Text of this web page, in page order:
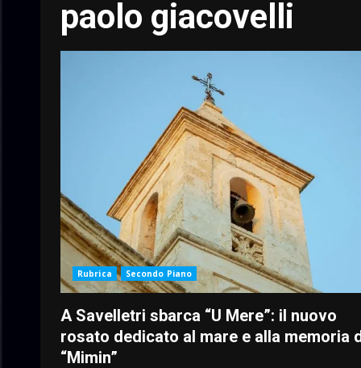
paolo giacovelli
Rubrica Secondo Piano
A Savelletri sbarca “U Mere”: il nuovo
rosato dedicato al mare e alla memoria
“Mimin”